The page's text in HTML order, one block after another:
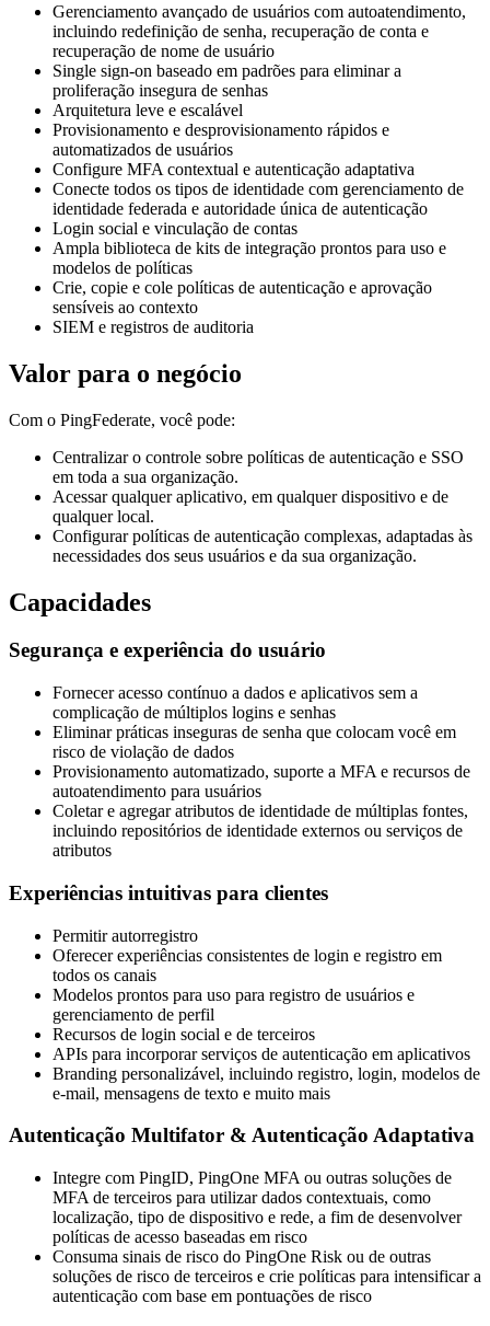
Gerenciamento avançado de usuários com autoatendimento,
incluindo redefinição de senha, recuperação de conta e
recuperação de nome de usuário
Single sign-on baseado em padrões para eliminar a
proliferação insegura de senhas
Arquitetura leve e escalável
Provisionamento e desprovisionamento rápidos e
automatizados de usuários
Configure MFA contextual e autenticação adaptativa
Conecte todos os tipos de identidade com gerenciamento de
identidade federada e autoridade única de autenticação
Login social e vinculação de contas
Ampla biblioteca de kits de integração prontos para uso e
modelos de políticas
Crie, copie e cole políticas de autenticação e aprovação
sensíveis ao contexto
SIEM e registros de auditoria
Valor para o negócio
Com o PingFederate, você pode:
Centralizar o controle sobre políticas de autenticação e SSO
em toda a sua organização.
Acessar qualquer aplicativo, em qualquer dispositivo e de
qualquer local.
Configurar políticas de autenticação complexas, adaptadas às
necessidades dos seus usuários e da sua organização.
Capacidades
Segurança e experiência do usuário
Fornecer acesso contínuo a dados e aplicativos sem a
complicação de múltiplos logins e senhas
Eliminar práticas inseguras de senha que colocam você em
risco de violação de dados
Provisionamento automatizado, suporte a MFA e recursos de
autoatendimento para usuários
Coletar e agregar atributos de identidade de múltiplas fontes,
incluindo repositórios de identidade externos ou serviços de
atributos
Experiências intuitivas para clientes
Permitir autorregistro
Oferecer experiências consistentes de login e registro em
todos os canais
Modelos prontos para uso para registro de usuários e
gerenciamento de perfil
Recursos de login social e de terceiros
APIs para incorporar serviços de autenticação em aplicativos
Branding personalizável, incluindo registro, login, modelos de
e-mail, mensagens de texto e muito mais
Autenticação Multifator & Autenticação Adaptativa
Integre com PingID, PingOne MFA ou outras soluções de
MFA de terceiros para utilizar dados contextuais, como
localização, tipo de dispositivo e rede, a fim de desenvolver
políticas de acesso baseadas em risco
Consuma sinais de risco do PingOne Risk ou de outras
soluções de risco de terceiros e crie políticas para intensificar a
autenticação com base em pontuações de risco